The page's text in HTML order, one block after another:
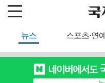
뉴스 스포츠·연예